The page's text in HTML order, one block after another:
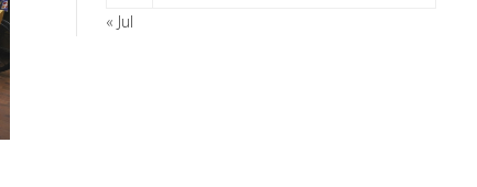
« Jul